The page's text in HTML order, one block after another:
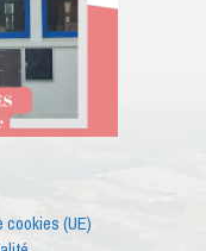
cookies (UE)